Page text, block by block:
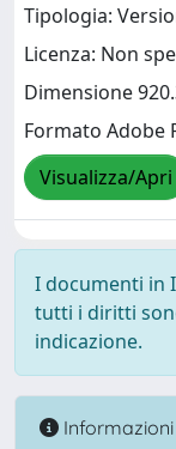
Tipologia:
Licenza: Non
Dimensione
Formato Adobe
Visualizza/Apri
I documenti in
tutti i diritti
indicazione.
Informazioni